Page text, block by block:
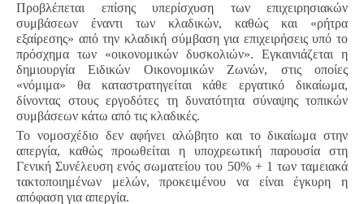
Προβλέπεται επίσης υπερίσχυση των επιχειρησιακών
συμβάσεων έναντι των κλαδικών, καθώς και «ρήτρα
εξαίρεσης» από την κλαδική σύμβαση για επιχειρήσεις υπό το
πρόσχημα των «οικονομικών δυσκολιών». Εγκαινιάζεται η
δημιουργία Ειδικών Οικονομικών Ζωνών, στις οποίες
«νόμιμα» θα καταστρατηγείται κάθε εργατικό δικαίωμα,
δίνοντας στους εργοδότες τη δυνατότητα σύναψης τοπικών
συμβάσεων κάτω από τις κλαδικές.
Το νομοσχέδιο δεν αφήνει αλώβητο και το δικαίωμα στην
απεργία, καθώς προωθείται η υποχρεωτική παρουσία στη
Γενική Συνέλευση ενός σωματείου του 50% + 1 των ταμειακά
τακτοποιημένων μελών, προκειμένου να είναι έγκυρη η
απόφαση για απεργία.